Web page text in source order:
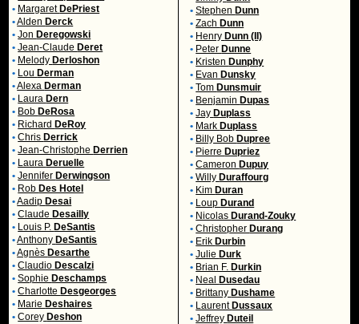
• Margaret DePriest
•Alden Derck
• Jon Deregowski
• Jean-Claude Deret
• Melody Derloshon
• Lou Derman
•Alexa Derman
• Laura Dern
• Bob DeRosa
• Richard DeRoy
• Chris Derrick
• Jean-Christophe Derrien
• Laura Deruelle
• Jennifer Derwingson
• Rob Des Hotel
•Aadip Desai
• Claude Desailly
• Louis P. DeSantis
•Anthony DeSantis
•Agnès Desarthe
• Claudio Descalzi
• Sophie Deschamps
• Charlotte Desgeorges
• Marie Deshaires
• Corey Deshon
• Stephen Dunn
• Zach Dunn
• Henry Dunn (II)
• Peter Dunne
• Kristen Dunphy
• Evan Dunsky
• Tom Dunsmuir
• Benjamin Dupas
• Jay Duplass
• Mark Duplass
• Billy Bob Dupree
• Pierre Dupriez
• Cameron Dupuy
• Willy Duraffourg
• Kim Duran
• Loup Durand
• Nicolas Durand-Zouky
• Christopher Durang
• Erik Durbin
• Julie Durk
• Brian F. Durkin
• Neal Dusedau
• Brittany Dushame
• Laurent Dussaux
• Jeffrey Duteil